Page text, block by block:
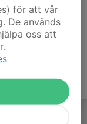
för att vår
De används
oss att